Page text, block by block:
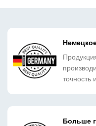
точность
Больше